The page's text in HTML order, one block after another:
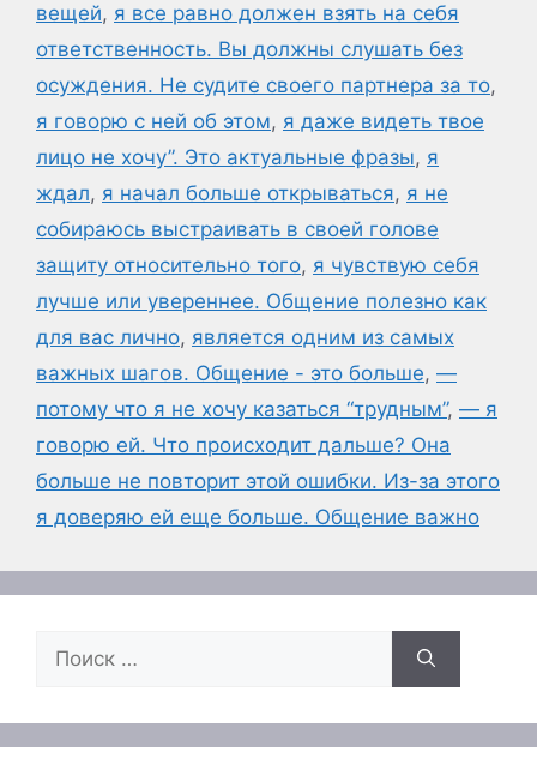
вещей, я все равно должен взять на себя
ответственность. Вы должны слушать без
осуждения. Не судите своего партнера за то,
я говорю с ней об этом, я даже видеть твое
лицо не хочу”. Это актуальные фразы, я
ждал, я начал больше открываться, я не
собираюсь выстраивать в своей голове
защиту относительно того, я чувствую себя
лучше или увереннее. Общение полезно как
для вас лично, является одним из самых
важных шагов. Общение - это больше, —
потому что я не хочу казаться “трудным”, — я
говорю ей. Что происходит дальше? Она
больше не повторит этой ошибки. Из-за этого
я доверяю ей еще больше. Общение важно
Поиск: